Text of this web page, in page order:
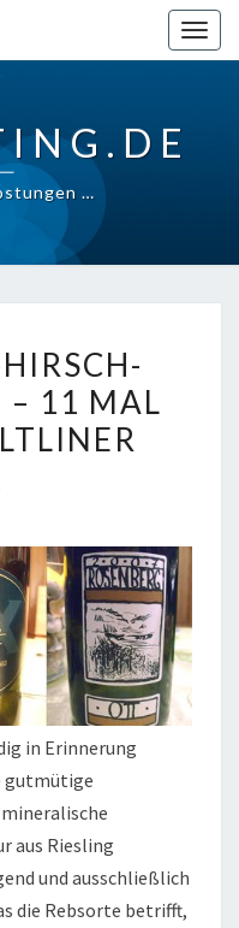
…
– 11 MAL
in Erinnerung
gutmütige
aus Riesling
und ausschließlich
die Rebsorte betrifft,